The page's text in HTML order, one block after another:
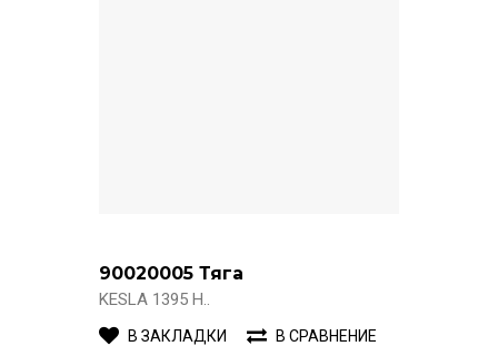
90020005 Тяга
KESLA 1395 H..
В ЗАКЛАДКИ В СРАВНЕНИЕ